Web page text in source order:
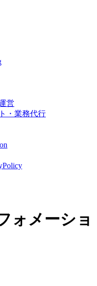
営
・業務代行
ォメーショ